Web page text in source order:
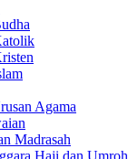
Agama
Madrasah
Haji dan Umroh